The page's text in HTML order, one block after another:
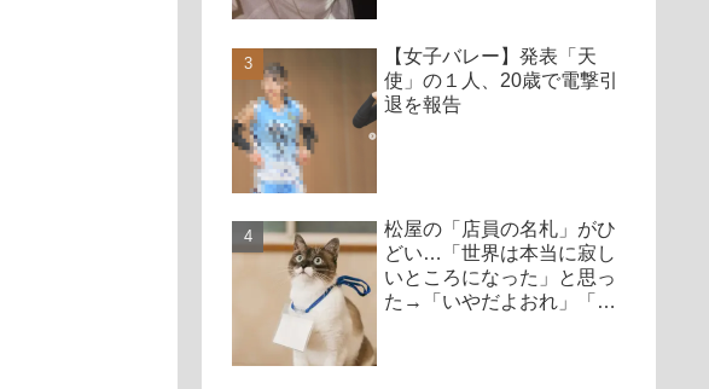
【女子バレー】発表「天
使」の１人、20歳で電撃引
退を報告
松屋の「店員の名札」がひ
どい…「世界は本当に寂し
いところになった」と思っ
た→「いやだよおれ」「ク